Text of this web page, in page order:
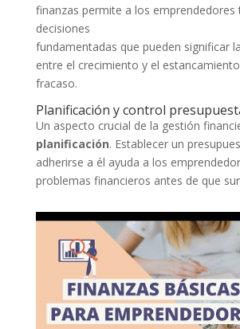
finanzas permite a los emprendedores
decisiones
fundamentadas que pueden significar
entre el crecimiento y el
fracaso.
Planificación y control
Un aspecto crucial de la gestión
planificación. Establecer un
adherirse a él ayuda a los
problemas financieros antes de que